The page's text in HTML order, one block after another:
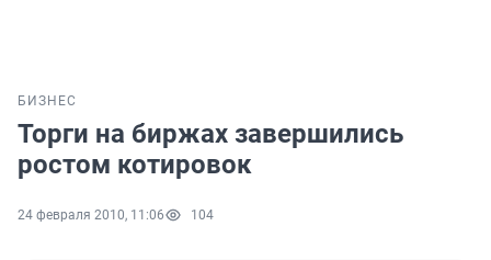
БИЗНЕС
Торги на биржах завершились
ростом котировок
24 февраля 2010, 11:06 104